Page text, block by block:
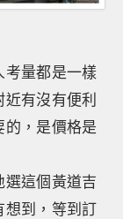
考量都是一樣
有沒有便利
的，是價格是
選這個黃道吉
想到，等到訂